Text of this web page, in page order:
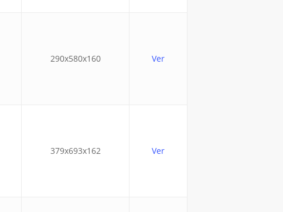
290x580x160 Ver
379x693x162 Ver